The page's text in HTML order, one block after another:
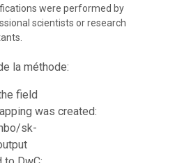
were performed by
scientists or research
la méthode:
field
was created:
sk-